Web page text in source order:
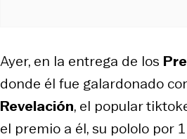
Ayer, en la entrega de los
donde él fue galardonado
Revelación, el popular
el premio a él, su pololo por